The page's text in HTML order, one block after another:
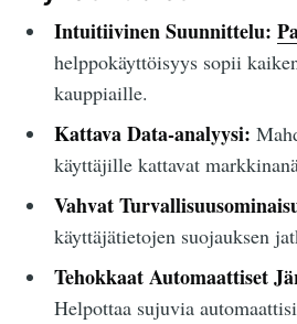
Intuitiivinen Suunnittelu:
helppokäyttöisyys sopii
kauppiaille.
Kattava Data-analyysi:
käyttäjille kattavat
Vahvat
käyttäjätietojen suojauksen
Tehokkaat Automaattiset
Helpottaa sujuvia